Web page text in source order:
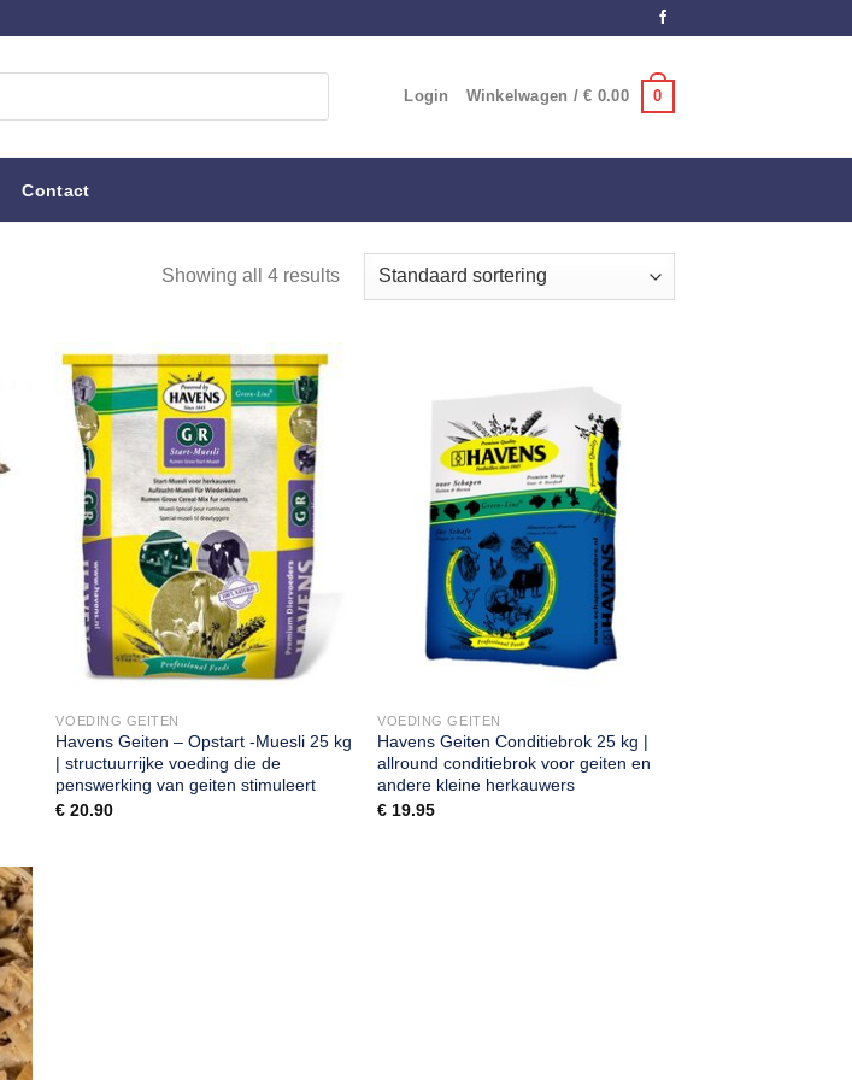
Login Winkelwagen /€ 0.00 0
Contact
Showing all 4 results
VOEDING GEITEN
Havens Geiten – Opstart -Muesli 25 kg
| structuurrijke voeding die de
penswerking van geiten stimuleert
€ 20.90
VOEDING GEITEN
Havens Geiten Conditiebrok 25 kg |
allround conditiebrok voor geiten en
andere kleine herkauwers
€ 19.95